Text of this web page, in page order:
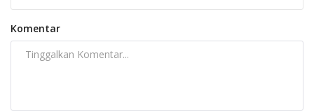
Komentar